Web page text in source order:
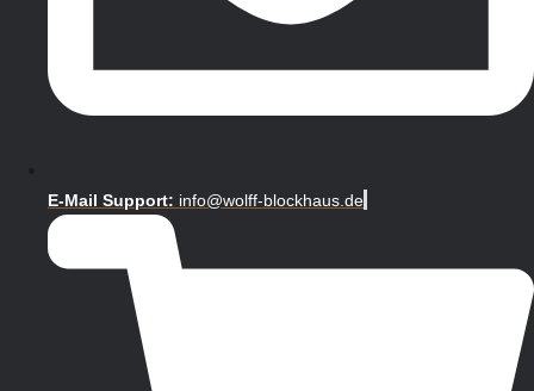
E-Mail Support: info@wolff-blockhaus.de